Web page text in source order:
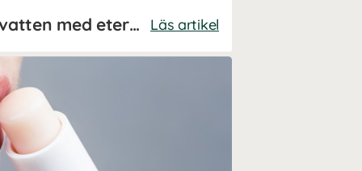
Gör ditt eget ansiktsvatten med eteriska oljor Läs artikel